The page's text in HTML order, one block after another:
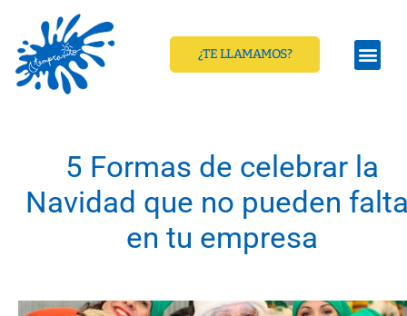
¿TE LLAMAMOS?
5 Formas de celebrar la
Navidad que no pueden
en tu empresa